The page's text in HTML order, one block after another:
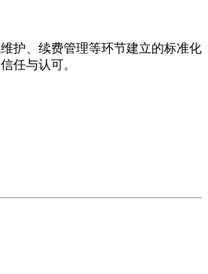
护、续费管理等环节建立的标准化
任与认可。